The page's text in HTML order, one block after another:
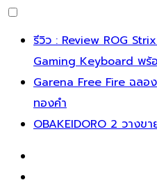
รีวิว : Review ROG
Gaming Keyboard พร้
Garena Free Fire ฉลอ
ทองคำ
OBAKEIDORO 2 วาง